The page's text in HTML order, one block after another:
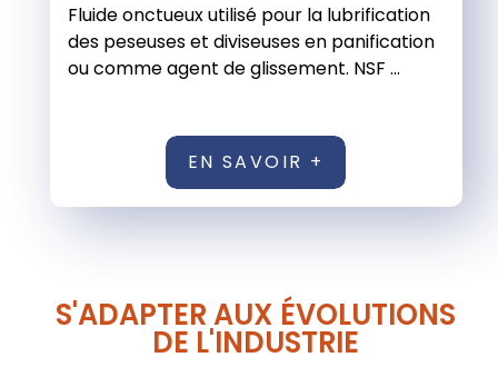
Fluide onctueux utilisé pour la lubrification
des peseuses et diviseuses en panification
ou comme agent de glissement. NSF ...
EN SAVOIR +
S'ADAPTER AUX ÉVOLUTIONS
DE L'INDUSTRIE